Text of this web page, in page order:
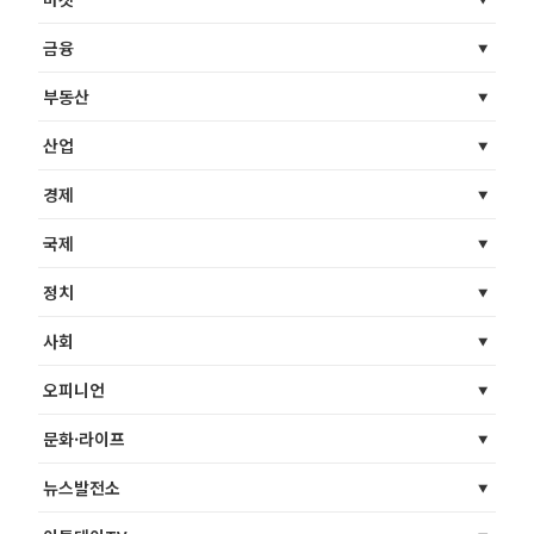
금융
부동산
산업
경제
국제
정치
사회
오피니언
문화·라이프
뉴스발전소